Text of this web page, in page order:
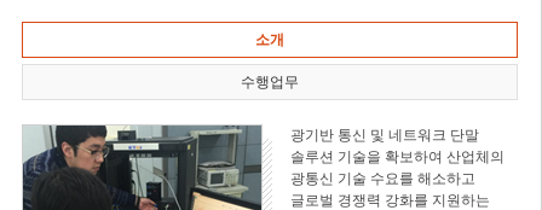
소개
수행업무
광기반 통신 및 네트워크 단말
솔루션 기술을 확보하여 산업체의
광통신 기술 수요를 해소하고
글로벌 경쟁력 강화를 지원하는